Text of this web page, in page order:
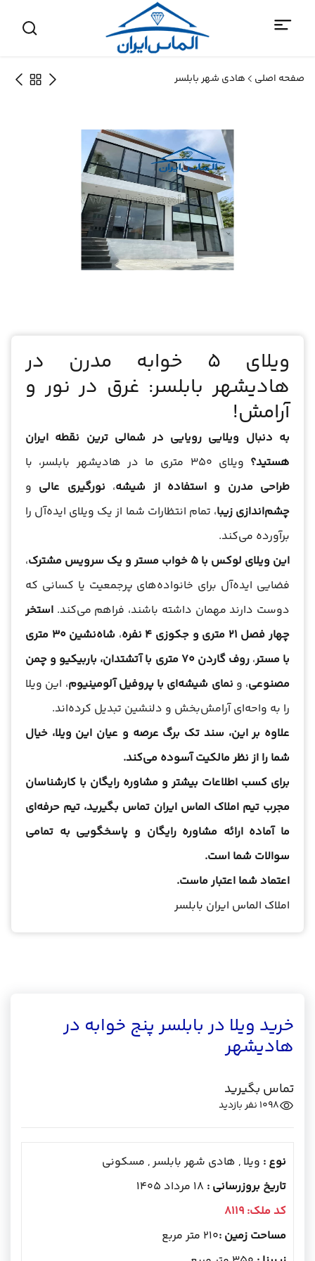
صفحه اصلی هادی شهر بابلسر
ویلای 5 خوابه مدرن در
هادیشهر بابلسر: غرق در نور و
آرامش!
به دنبال ویلایی رویایی در شمالی ترین نقطه ایران
هستید؟ ویلای 350 متری ما در هادیشهر بابلسر، با
طراحی مدرن و استفاده از شیشه، نورگیری عالی و
چشم‌اندازی زیبا، تمام انتظارات شما از یک ویلای ایده‌آل را
برآورده می‌کند.
این ویلای لوکس با 5 خواب مستر و یک سرویس مشترک
،
فضایی ایده‌آل برای خانواده‌های پرجمعیت یا کسانی که
دوست دارند مهمان داشته باشند، فراهم می‌کند. استخر
چهار فصل 21 متری و جکوزی 4 نفره
،
شاه‌نشین 30 متری
با مستر،
روف گاردن 70 متری با آتشتدان، باربیکیو و چمن
مصنوعی، و نمای شیشه‌ای با پروفیل آلومینیوم، این ویلا
را به واحه‌ای آرامش‌بخش و دلنشین تبدیل کرده‌اند.
علاوه بر این، سند تک برگ عرصه و عیان این ویلا، خیال
شما را از نظر مالکیت آسوده می‌کند.
برای کسب اطلاعات بیشتر و مشاوره رایگان با کارشناسان
مجرب تیم املاک الماس ایران تماس بگیرید، تیم حرفه‌ای
ما آماده ارائه مشاوره رایگان و پاسخگویی به تمامی
سوالات شما است.
اعتماد شما اعتبار ماست.
املاک الماس ایران بابلسر
خرید ویلا در بابلسر پنج خوابه در
هادیشهر
تماس بگیرید
1098 نفر بازدید
نوع : ویلا , هادی شهر بابلسر , مسکونی
تاریخ بروزرسانی : 18 مرداد 1405
کد ملک:
مساحت زمین :210 متر مربع